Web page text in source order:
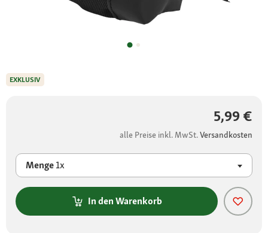
5,99 €
alle Preise inkl. MwSt.Versandkosten
Menge1x
In den Warenkorb
EXKLUSIV